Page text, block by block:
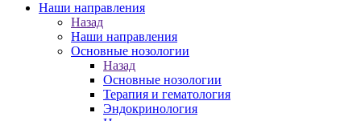
Наши направления
Назад
Наши направления
Основные нозологии
Назад
Основные нозологии
Терапия и гематология
Эндокринология